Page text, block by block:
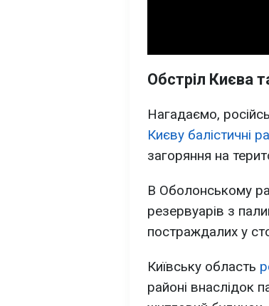
Обстріл Києва
Нагадаємо,
Києву балістичні
загоряння на
В Оболонському
резервуарів з
постраждалих у
Київську область
районі внаслідок